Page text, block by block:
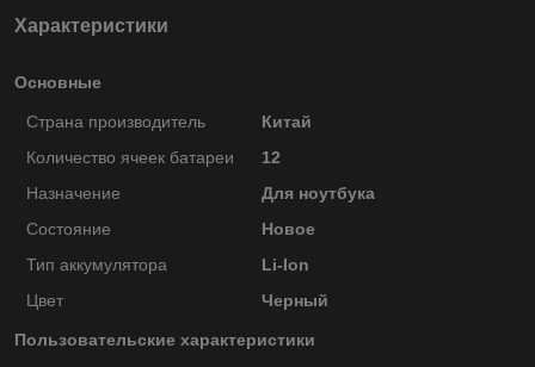
Характеристики
Основные
Страна производитель
Китай
Количество ячеек батареи
12
Назначение
Для ноутбука
Состояние
Новое
Тип аккумулятора
Li-Ion
Цвет
Черный
Пользовательские характеристики